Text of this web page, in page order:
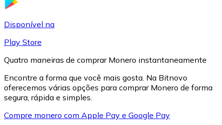
Disponível na
Play Store
Quatro maneiras de comprar Monero instantaneamente
Encontre a forma que você mais gosta. Na Bitnovo
oferecemos várias opções para comprar Monero de forma
segura, rápida e simples.
Compre monero com Apple Pay e Google Pay